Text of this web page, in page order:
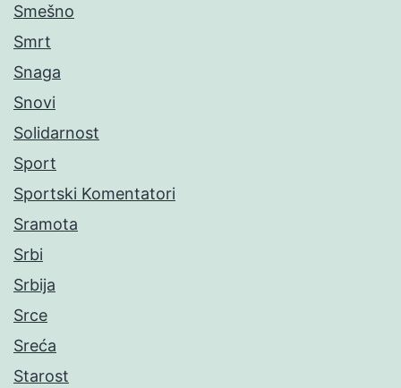
Smešno
Smrt
Snaga
Snovi
Solidarnost
Sport
Sportski Komentatori
Sramota
Srbi
Srbija
Srce
Sreća
Starost